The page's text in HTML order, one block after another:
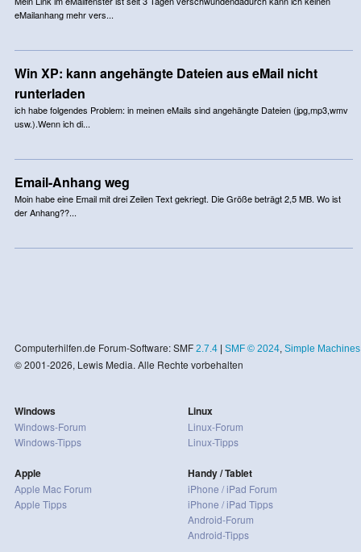
eMailanhang mehr vers...
Win XP: kann angehängte Dateien aus eMail nicht
runterladen
ich habe folgendes Problem: in meinen eMails sind angehängte Dateien (jpg,mp3,wmv
usw.).Wenn ich di...
Email-Anhang weg
Moin habe eine Email mit drei Zeilen Text gekriegt. Die Größe beträgt 2,5 MB. Wo ist
der Anhang??...
Computerhilfen.de Forum-Software: SMF 2.7.4| SMF © 2024, Simple Machines
© 2001-2026, Lewis Media. Alle Rechte vorbehalten
Windows
Windows-Forum
Windows-Tipps
Apple
Apple Mac Forum
Apple Tipps
Linux
Linux-Forum
Linux-Tipps
Handy / Tablet
iPhone / iPad Forum
iPhone / iPad Tipps
Android-Forum
Android-Tipps